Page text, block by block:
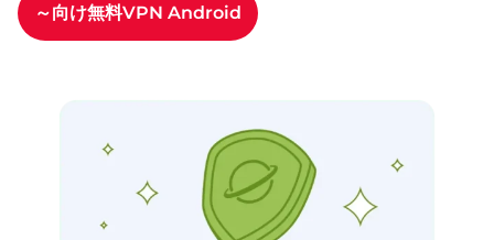
～向け無料VPN Android